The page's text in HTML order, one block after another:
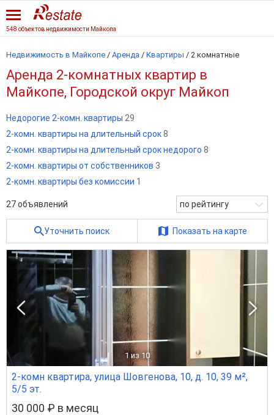
548 объектов недвижимости Майкопа
Недвижимость в Майкопе / Аренда / Квартиры / 2 комнатные
Аренда 2-комнатных квартир в
Майкопе, Городской округ Майкоп
Недорогие 2-комн. квартиры 29
2-комн. квартиры на длительный срок8
2-комн. квартиры на длительный срок недорого 8
2-комн. квартиры от собственников 3
2-комн. квартиры без комиссии 1
27объявлений по рейтингу
Уточнить поиск Показать на карте
1 из 10
2-комн квартира, улица Шовгенова, 10, д. 10, 39 м²,
5/5 эт.
30 000 ₽ в месяц